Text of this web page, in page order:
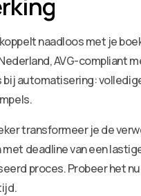
naadloos met je
AVG-compliant
bij automatisering:
transformeer je de
deadline van een
proces. Probeer het nu